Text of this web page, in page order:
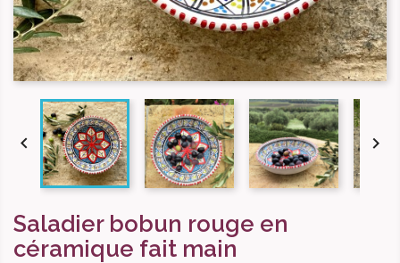
 
Saladier bobun rouge en
céramique fait main